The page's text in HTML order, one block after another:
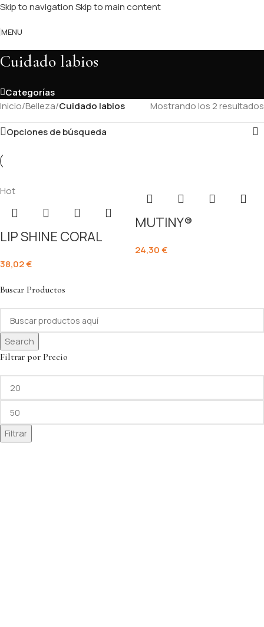
Skip to navigationSkip to main content
MENU
Cuidado labios
Categorías
Buscar Productos
Search
Filtrar por Precio
Filtrar
Inicio/Belleza/Cuidado labios Mostrando los 2 resultados
Opciones de búsqueda
Hot
LIP SHINE CORAL
38,02€
MUTINY®
24,30€